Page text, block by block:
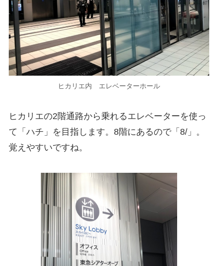
ヒカリエ内 エレベーターホール
ヒカリエの2階通路から乗れるエレベーターを使っ
て「ハチ」を目指します。8階にあるので「8/」。
覚えやすいですね。